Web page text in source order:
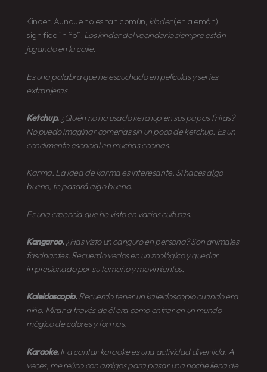
Kinder. Aunque no es tan común, kinder(en alemán)
significa “niño”. Los kinder del vecindario siempre están
jugando en la calle.
Es una palabra que he escuchado en películas y series
extranjeras.
Ketchup.¿Quién no ha usado ketchup en sus papas fritas?
No puedo imaginar comerlas sin un poco de ketchup. Es un
condimento esencial en muchas cocinas.
Karma. La idea dekarmaes interesante. Si haces algo
bueno, te pasará algo bueno.
Es una creencia que he visto en varias culturas.
Kangaroo.¿Has visto un canguro en persona?Son animales
fascinantes. Recuerdo verlos en un zoológico y quedar
impresionado por su tamaño y movimientos.
Kaleidoscopio.Recuerdo tener unkaleidoscopiocuando era
niño. Mirar a través de él era como entrar en un mundo
mágico de colores y formas.
Karaoke.Ir a cantar karaokees una actividad divertida. A
veces, me reúno con amigos para pasar una noche llena de